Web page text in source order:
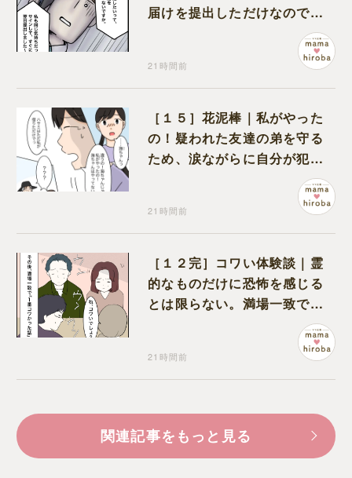
届けを提出しただけなので、
21時間前
［１５］花泥棒｜私がやった
の！疑われた友達の弟を守る
ため、涙ながらに自分が犯人
21時間前
［１２完］コワい体験談｜霊
的なものだけに恐怖を感じる
とは限らない。満場一致でコ
ワいと認定された意外な体験
21時間前
関連記事をもっと見る